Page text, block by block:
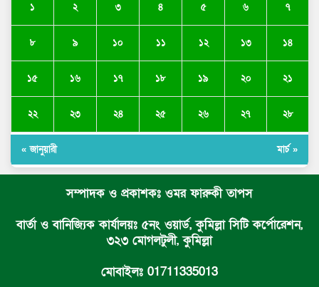
১ ২ ৩ ৪ ৫ ৬ ৭
৮ ৯ ১০ ১১ ১২ ১৩ ১৪
১৫ ১৬ ১৭ ১৮ ১৯ ২০ ২১
২২ ২৩ ২৪ ২৫ ২৬ ২৭ ২৮
« জানুয়ারী মার্চ »
সম্পাদক ও প্রকাশকঃ ওমর ফারুকী তাপস
বার্তা ও বানিজ্যিক কার্যালয়ঃ ৫নং ওয়ার্ড, কুমিল্লা সিটি কর্পোরেশন,
৩২৩ মোগলটুলী, কুমিল্লা
মোবাইলঃ 01711335013